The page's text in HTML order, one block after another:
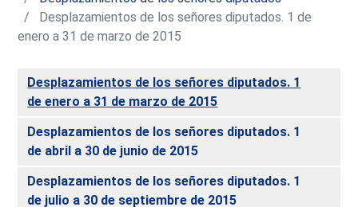
Desplazamientos de los señores diputados. 1 de
enero a 31 de marzo de 2015
Desplazamientos de los señores diputados. 1
de enero a 31 de marzo de 2015
Desplazamientos de los señores diputados. 1
de abril a 30 de junio de 2015
Desplazamientos de los señores diputados. 1
de julio a 30 de septiembre de 2015